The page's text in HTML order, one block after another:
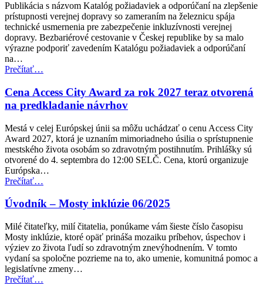
leteckej
doprave
pre
osoby
so
zdravotným
postihnutím”
Publikácia s názvom Katalóg požiadaviek a odporúčaní na zlepšenie
prístupnosti verejnej dopravy so zameraním na železnicu spája
technické usmernenia pre zabezpečenie inkluzívnosti verejnej
dopravy. Bezbariérové cestovanie v Českej republike by sa malo
výrazne podporiť zavedením Katalógu požiadaviek a odporúčaní
na…
Prečítať“Česká
zavádza
nové
normy
pre
verejnú
dopravu”
…
Cena Access City Award za rok 2027 teraz otvorená
na predkladanie návrhov
Mestá v celej Európskej únii sa môžu uchádzať o cenu Access City
Award 2027, ktorá je uznaním mimoriadneho úsilia o sprístupnenie
mestského života osobám so zdravotným postihnutím. Prihlášky sú
otvorené do 4. septembra do 12:00 SELČ. Cena, ktorú organizuje
Európska…
Prečítať“Cena
City
za
rok
2027
teraz
otvorená
na
predkladanie
…
Úvodník – Mosty inklúzie 06/2025
Milé čitateľky, milí čitatelia, ponúkame vám šieste číslo časopisu
Mosty inklúzie, ktoré opäť prináša mozaiku príbehov, úspechov i
výziev zo života ľudí so zdravotným znevýhodnením. V tomto
vydaní sa spoločne pozrieme na to, ako umenie, komunitná pomoc a
legislatívne zmeny…
Prečítať“Úvodník
…